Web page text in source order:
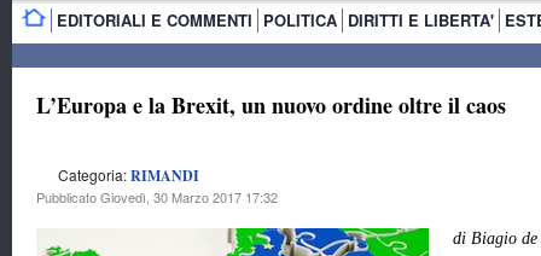
EDITORIALI E COMMENTI POLITICA DIRITTI E LIBERTA'
L’Europa e la Brexit, un nuovo ordine oltre il caos
Categoria:RIMANDI
Pubblicato Giovedì, 30 Marzo 2017 17:32
di Biagio